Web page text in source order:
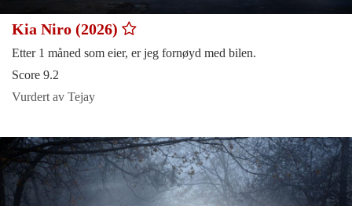
Kia Niro (2026)
Etter 1 måned som eier, er jeg fornøyd med bilen.
Score 9.2
Vurdert av Tejay